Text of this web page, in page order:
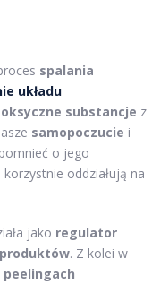
spalania
układu
substancje z
samopoczucie i
o jego
oddziałują na
jako regulator
. Z kolei w
peelingach